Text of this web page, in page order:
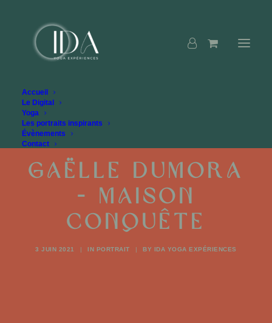
Accueil
Le Digital
Yoga
Les portraits inspirants
Évènements
Contact
Gaëlle Dumora
- Maison
Conquête
3 JUIN 2021 | IN PORTRAIT | BY IDA YOGA EXPÉRIENCES